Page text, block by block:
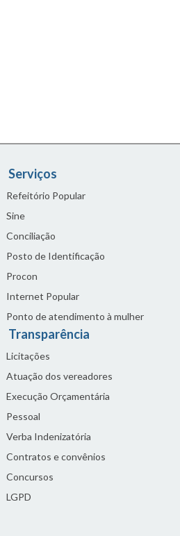
Serviços
Refeitório Popular
Sine
Conciliação
Posto de Identificação
Procon
Internet Popular
Ponto de atendimento à mulher
Transparência
Licitações
Atuação dos vereadores
Execução Orçamentária
Pessoal
Verba Indenizatória
Contratos e convênios
Concursos
LGPD